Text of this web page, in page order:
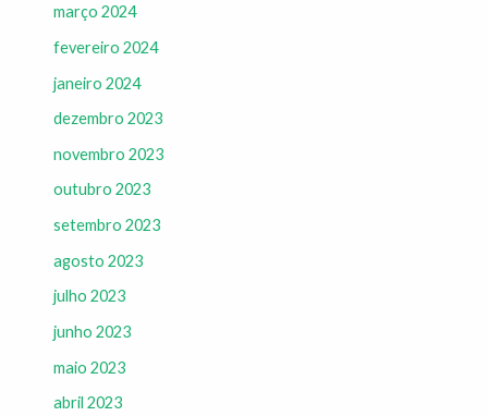
março 2024
fevereiro 2024
janeiro 2024
dezembro 2023
novembro 2023
outubro 2023
setembro 2023
agosto 2023
julho 2023
junho 2023
maio 2023
abril 2023